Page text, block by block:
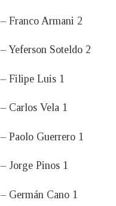
– Franco Armani 2
– Yeferson Soteldo 2
– Filipe Luis 1
– Carlos Vela 1
– Paolo Guerrero 1
– Jorge Pinos 1
– Germán Cano 1